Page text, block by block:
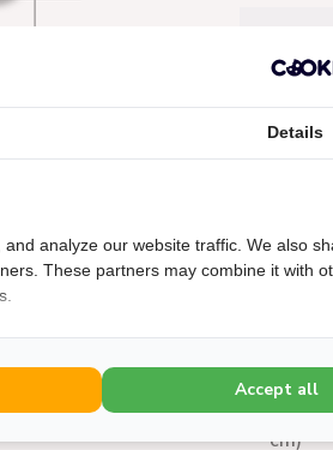
Land
▼
cm)
Details
analyze our website traffic. We also
These partners may combine it with
Accept all